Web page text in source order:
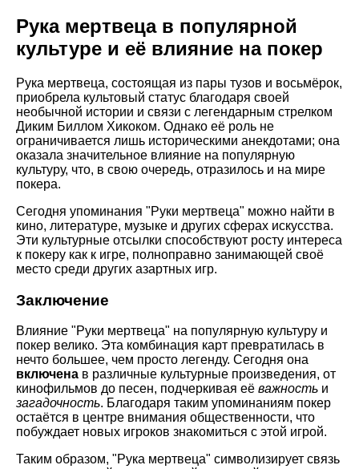
Рука мертвеца в популярной
культуре и её влияние на покер
Рука мертвеца, состоящая из пары тузов и восьмёрок,
приобрела культовый статус благодаря своей
необычной истории и связи с легендарным стрелком
Диким Биллом Хикоком. Однако её роль не
ограничивается лишь историческими анекдотами; она
оказала значительное влияние на популярную
культуру, что, в свою очередь, отразилось и на мире
покера.
Сегодня упоминания "Руки мертвеца" можно найти в
кино, литературе, музыке и других сферах искусства.
Эти культурные отсылки способствуют росту интереса
к покеру как к игре, полноправно занимающей своё
место среди других азартных игр.
Заключение
Влияние "Руки мертвеца" на популярную культуру и
покер велико. Эта комбинация карт превратилась в
нечто большее, чем просто легенду. Сегодня она
включена в различные культурные произведения, от
кинофильмов до песен, подчеркивая её важность и
загадочность. Благодаря таким упоминаниям покер
остаётся в центре внимания общественности, что
побуждает новых игроков знакомиться с этой игрой.
Таким образом, "Рука мертвеца" символизирует связь